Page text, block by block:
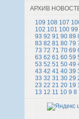
АРХИВ
109 108 107
102 101 100 99
93 92 91 90 89
83 82 81 80 79
73 72 71 70 69
63 62 61 60 59
53 52 51 50 49
43 42 41 40 39
33 32 31 30 29
23 22 21 20 19
13 12 11 10 9 8